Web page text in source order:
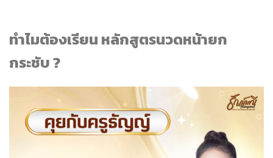
ทำไมต้องเรียน หลักสูตรนวดหน้ายก
กระชับ ?